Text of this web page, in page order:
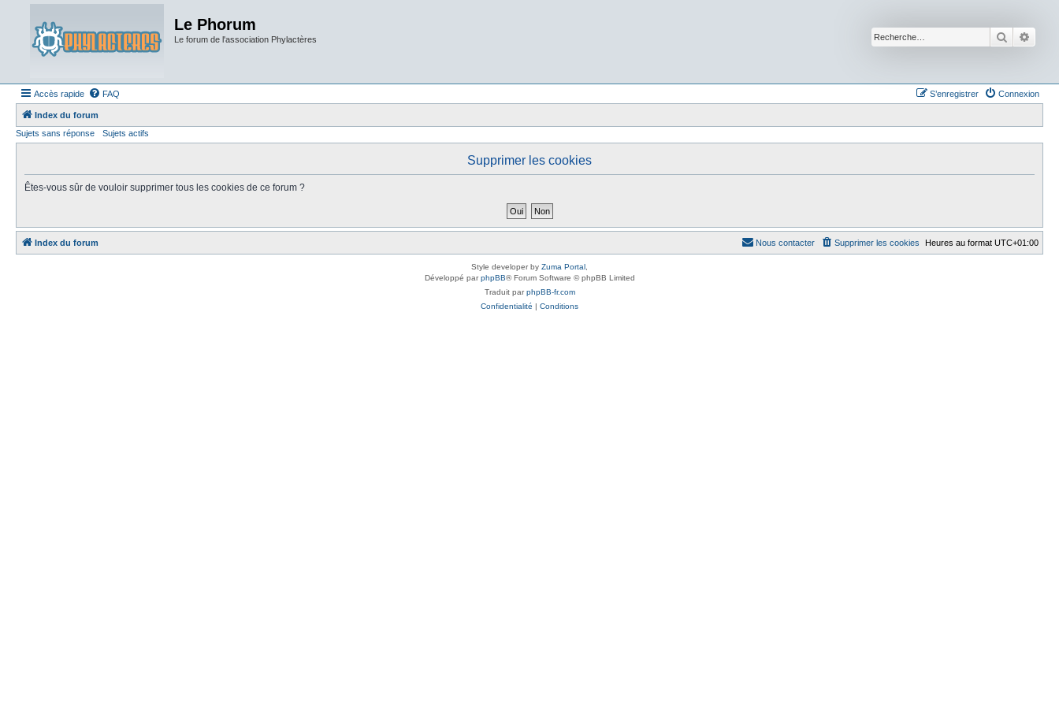
Le Phorum
Le forum de l'association Phylactères
Accès rapide FAQ Connexion
S’enregistrer
Index du forum
Sujets sans réponse
Sujets actifs
Supprimer les cookies
Êtes-vous sûr de vouloir supprimer tous les cookies de ce forum ?
Index du forum Heures au format UTC+01:00
Supprimer les cookies
Nous contacter
Style developer by Zuma Portal
Développé parphpBB® Forum Software © phpBB Limited
Traduit parphpBB-fr.com
Confidentialité | Conditions